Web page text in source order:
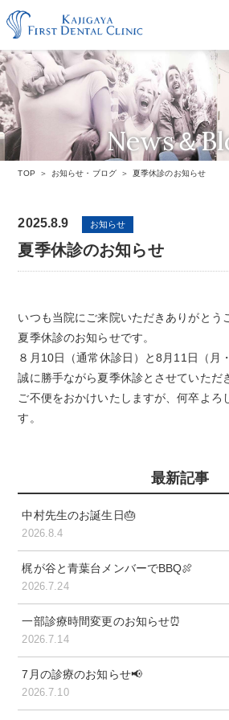
News＆
お知らせ・ブログ
TOP お知らせ・ブログ 夏季休診のお知らせ
最新記事
中村先生のお誕生日🎂
2026.8.4
梶が谷と青葉台メンバーでBBQ🍖
2026.7.24
一部診療時間変更のお知らせ⏰
2026.7.14
7月の診療のお知らせ📢
2026.7.10
2025.8.9 お知らせ
夏季休診のお知らせ
いつも当院にご来院いただきありがとう
夏季休診のお知らせです。
８月10日（通常休診日）と8月11日（月
誠に勝手ながら夏季休診とさせていただ
ご不便をおかけいたしますが、何卒よろ
す。